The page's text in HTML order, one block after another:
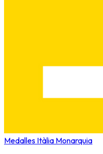
Medalles Itàlia Monarquia